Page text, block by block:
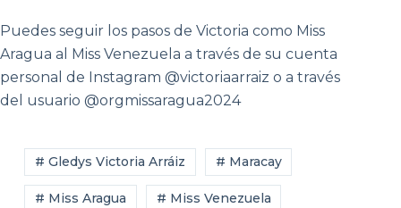
Puedes seguir los pasos de Victoria como Miss
Aragua al Miss Venezuela a través de su cuenta
personal de Instagram @victoriaarraiz o a través
del usuario @orgmissaragua2024
# Gledys Victoria Arráiz # Maracay
# Miss Aragua # Miss Venezuela